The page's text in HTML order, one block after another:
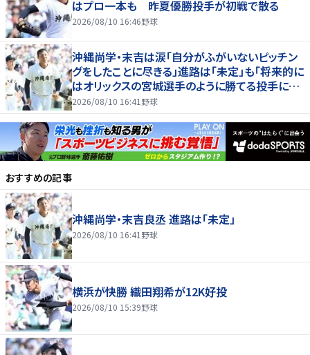
はプロ一本も 昨夏優勝投手が初戦で散る
2026/08/10 16:46野球
沖縄尚学・末吉は涙「自分がふがいないピッチン
グをしたことに尽きる」進路は「未定」も「将来的に
はオリックスの宮城選手のように勝てる投手に」
最速１５０キロ左腕も３回３失点降板
2026/08/10 16:41 野球
おすすめの記事
沖縄尚学・末吉良丞 進路は「未定」
2026/08/10 16:41 野球
横浜が快勝 織田翔希が12K好投
2026/08/10 15:39野球